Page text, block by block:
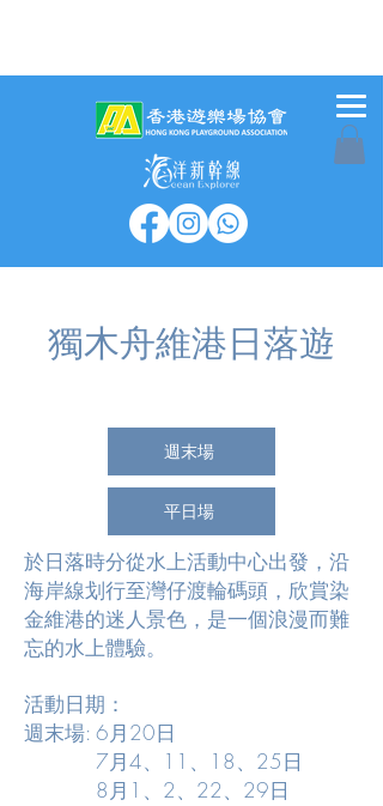
獨木舟維港日落遊
週末場
平日場
於日落時分從水上活動中心出發，沿
海岸線划行至灣仔渡輪碼頭，欣賞染
金維港的迷人景色，是一個浪漫而難
忘的水上體驗。
活動日期：
週末場: 6月20日
7月4、11、18、25日
8月1、2、22、29日